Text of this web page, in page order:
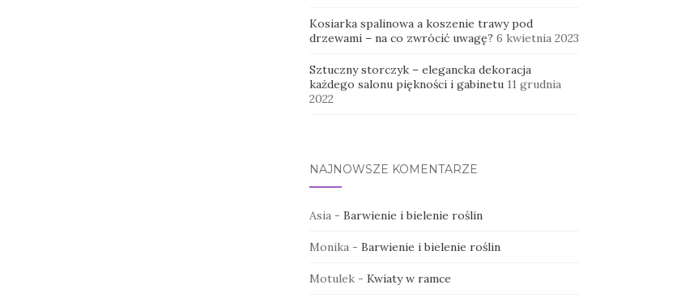
Kosiarka spalinowa a koszenie trawy pod
drzewami – na co zwrócić uwagę? 6 kwietnia 2023
Sztuczny storczyk – elegancka dekoracja
każdego salonu piękności i gabinetu 11 grudnia
2022
NAJNOWSZE KOMENTARZE
Asia- Barwienie i bielenie roślin
Monika- Barwienie i bielenie roślin
Motulek- Kwiaty w ramce